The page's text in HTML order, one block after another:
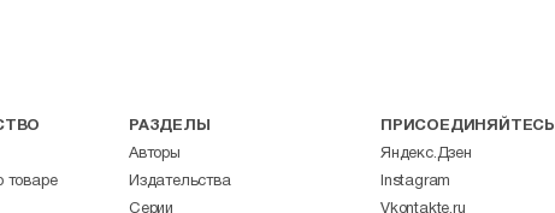
товаре
РАЗДЕЛЫ
Авторы
Издательства
Серии
ПРИСОЕДИНЯЙТЕСЬ
Яндекс.Дзен
Instagram
Vkontakte.ru